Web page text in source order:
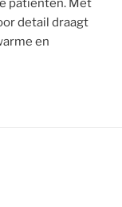
patiënten. Met
detail draagt
en